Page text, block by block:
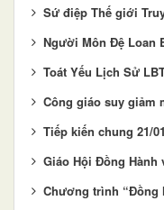
Sứ điệp Thế giới
Người Môn Đệ Loan
Toát Yếu Lịch Sử
Công giáo suy giảm
Tiếp kiến chung 21/
Giáo Hội Đồng
Chương trình “Đồng